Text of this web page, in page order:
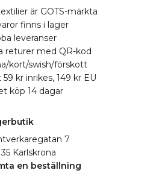
är GOTS-märkta
finns i lager
leveranser
returer med QR-kod
kort/swish/förskott
kr inrikes, 149 kr EU
köp 14 dagar
7
Karlskrona
en beställning